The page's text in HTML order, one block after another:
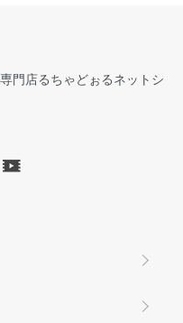
門店るちゃどぉるネットシ